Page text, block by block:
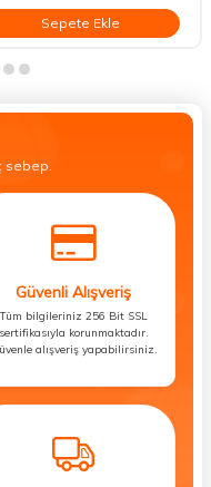
Sepete Ekle
sebep.
Güvenli Alışveriş
Tüm bilgileriniz 256 Bit SSL
sertifikasıyla korunmaktadır.
alışveriş yapabilirsiniz.